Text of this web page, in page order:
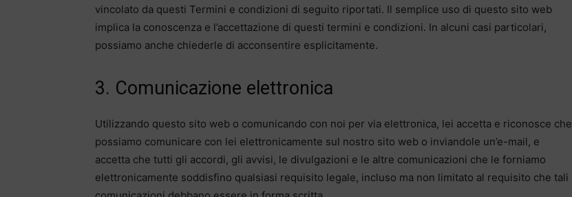
vincolato da questi Termini e condizioni di seguito riportati. Il semplice uso di questo sito web
implica la conoscenza e l’accettazione di questi termini e condizioni. In alcuni casi particolari,
possiamo anche chiederle di acconsentire esplicitamente.
3. Comunicazione elettronica
Utilizzando questo sito web o comunicando con noi per via elettronica, lei accetta e riconosce che
possiamo comunicare con lei elettronicamente sul nostro sito web o inviandole un’e-mail, e
accetta che tutti gli accordi, gli avvisi, le divulgazioni e le altre comunicazioni che le forniamo
elettronicamente soddisfino qualsiasi requisito legale, incluso ma non limitato al requisito che tali